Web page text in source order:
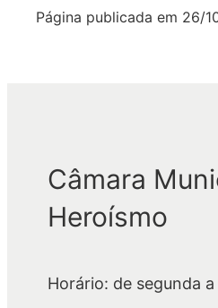
Página publicada em 26/
Câmara
Heroísmo
Horário: de segunda